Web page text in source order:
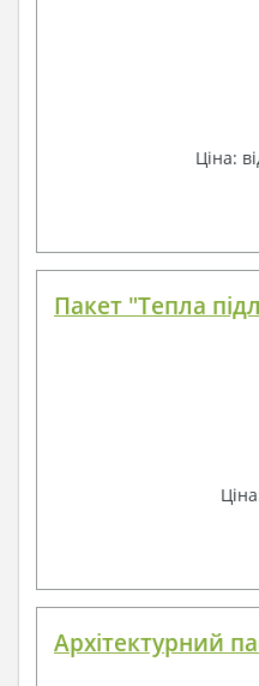
Ціна:
Пакет "Тепла
Архітектурний